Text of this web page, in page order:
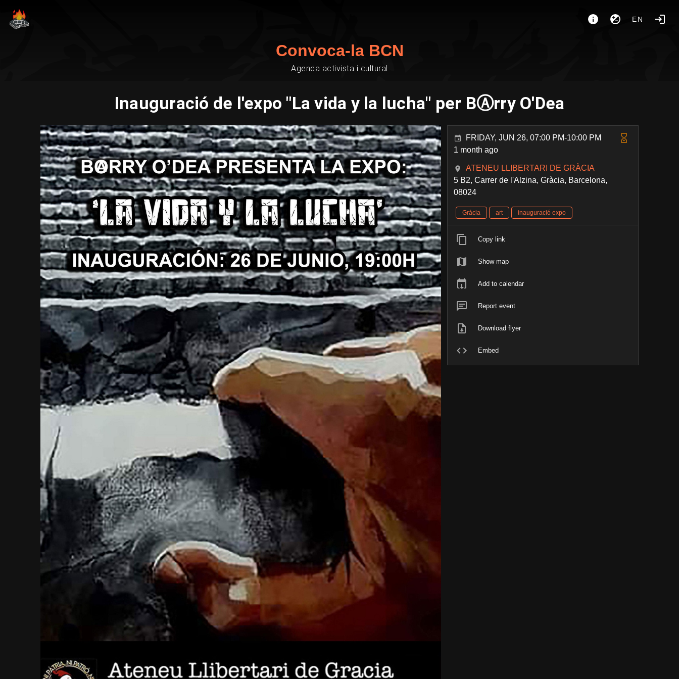
EN
Convoca-la BCN
Agenda activista i cultural
Inauguració de l'expo "La vida y la lucha" per BⒶrry O'Dea
FRIDAY, JUN 26, 07:00 PM-10:00 PM
1 month ago
ATENEU LLIBERTARI DE GRÀCIA
5 B2, Carrer de l'Alzina, Gràcia, Barcelona,
08024
Gràcia art inauguració expo
Copy link
Show map
Add to calendar
Report event
Download flyer
Embed